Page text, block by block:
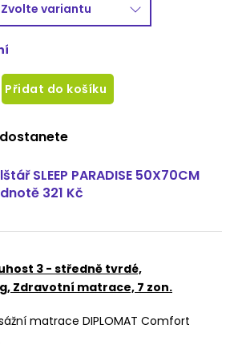
Přidat do košíku
SLEEP PARADISE 50X70CM
321 Kč
3 - středně tvrdé,
Zdravotní matrace, 7 zon.
matrace DIPLOMAT Comfort